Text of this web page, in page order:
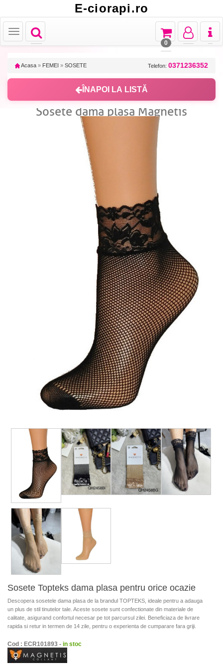
E-ciorapi.ro
Toggle
navigation
Toggle
Toggle
navigation
Toggle
navigation
Toggle
navigation
0
Acasa » FEMEI » SOSETE Telefon: 0371236352
ÎNAPOI LA LISTĂ
Sosete dama plasa Magnetis
Sosete Topteks dama plasa pentru orice ocazie
Descopera sosetele dama plasa de la brandul TOPTEKS, ideale pentru a adauga
un plus de stil tinutelor tale. Aceste sosete sunt confectionate din materiale de
calitate, asigurand confortul necesar pe tot parcursul zilei. Beneficiaza de livrare
rapida si retur in termen de 14 zile, pentru o experienta de cumparare fara griji.
Cod : ECR101893 - in stoc